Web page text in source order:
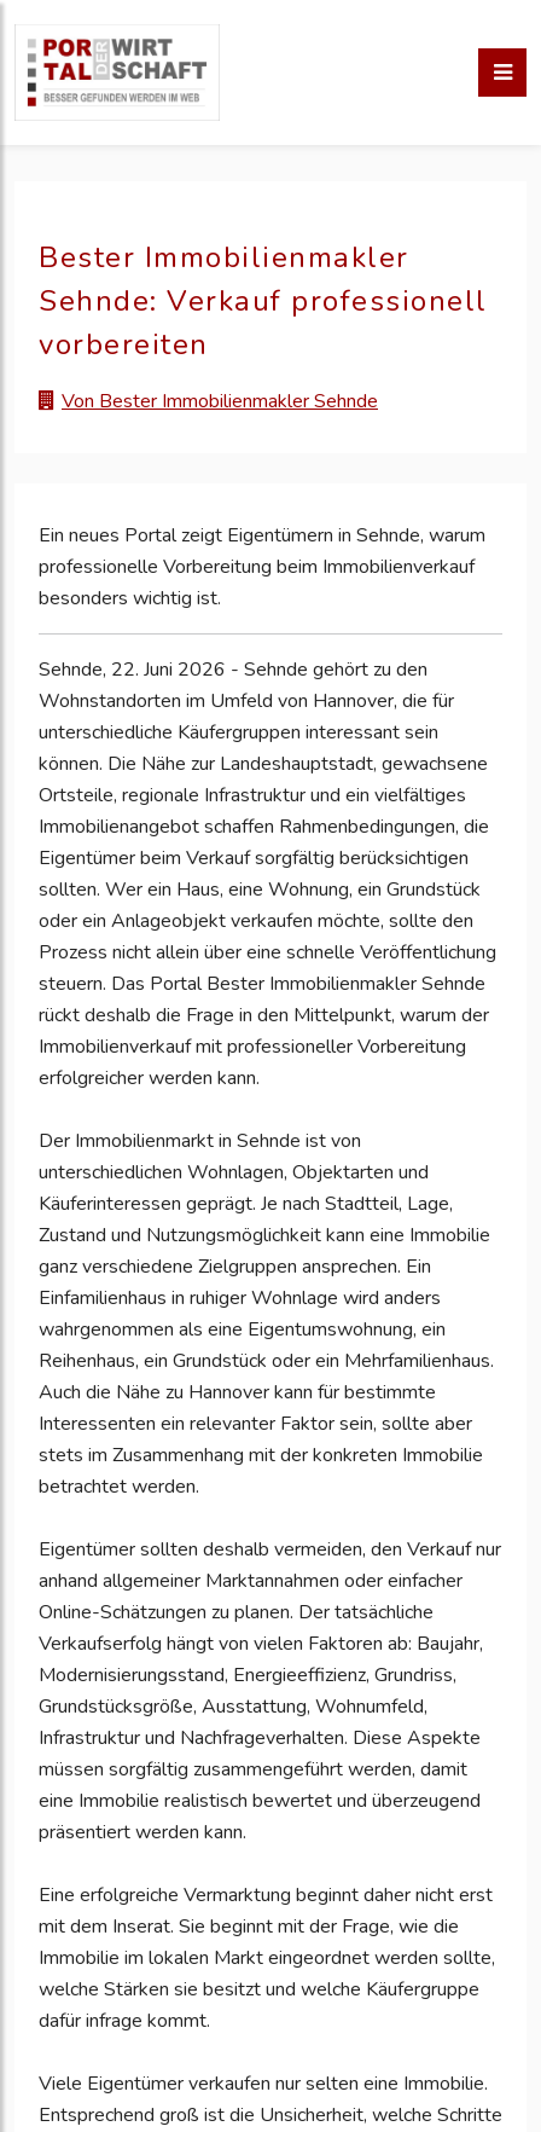
Bester Immobilienmakler
Sehnde: Verkauf professionell
vorbereiten
Von Bester Immobilienmakler Sehnde
Ein neues Portal zeigt Eigentümern in Sehnde, warum
professionelle Vorbereitung beim Immobilienverkauf
besonders wichtig ist.
Sehnde, 22. Juni 2026 - Sehnde gehört zu den
Wohnstandorten im Umfeld von Hannover, die für
unterschiedliche Käufergruppen interessant sein
können. Die Nähe zur Landeshauptstadt, gewachsene
Ortsteile, regionale Infrastruktur und ein vielfältiges
Immobilienangebot schaffen Rahmenbedingungen, die
Eigentümer beim Verkauf sorgfältig berücksichtigen
sollten. Wer ein Haus, eine Wohnung, ein Grundstück
oder ein Anlageobjekt verkaufen möchte, sollte den
Prozess nicht allein über eine schnelle Veröffentlichung
steuern. Das Portal Bester Immobilienmakler Sehnde
rückt deshalb die Frage in den Mittelpunkt, warum der
Immobilienverkauf mit professioneller Vorbereitung
erfolgreicher werden kann.
Der Immobilienmarkt in Sehnde ist von
unterschiedlichen Wohnlagen, Objektarten und
Käuferinteressen geprägt. Je nach Stadtteil, Lage,
Zustand und Nutzungsmöglichkeit kann eine Immobilie
ganz verschiedene Zielgruppen ansprechen. Ein
Einfamilienhaus in ruhiger Wohnlage wird anders
wahrgenommen als eine Eigentumswohnung, ein
Reihenhaus, ein Grundstück oder ein Mehrfamilienhaus.
Auch die Nähe zu Hannover kann für bestimmte
Interessenten ein relevanter Faktor sein, sollte aber
stets im Zusammenhang mit der konkreten Immobilie
betrachtet werden.
Eigentümer sollten deshalb vermeiden, den Verkauf nur
anhand allgemeiner Marktannahmen oder einfacher
Online-Schätzungen zu planen. Der tatsächliche
Verkaufserfolg hängt von vielen Faktoren ab: Baujahr,
Modernisierungsstand, Energieeffizienz, Grundriss,
Grundstücksgröße, Ausstattung, Wohnumfeld,
Infrastruktur und Nachfrageverhalten. Diese Aspekte
müssen sorgfältig zusammengeführt werden, damit
eine Immobilie realistisch bewertet und überzeugend
präsentiert werden kann.
Eine erfolgreiche Vermarktung beginnt daher nicht erst
mit dem Inserat. Sie beginnt mit der Frage, wie die
Immobilie im lokalen Markt eingeordnet werden sollte,
welche Stärken sie besitzt und welche Käufergruppe
dafür infrage kommt.
Viele Eigentümer verkaufen nur selten eine Immobilie.
Entsprechend groß ist die Unsicherheit, welche Schritte